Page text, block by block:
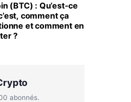
(BTC) : Qu’est-ce
comment ça
et comment en
?
abonnés.